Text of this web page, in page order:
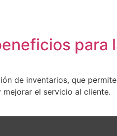
para
de inventarios, que
el servicio al cliente.